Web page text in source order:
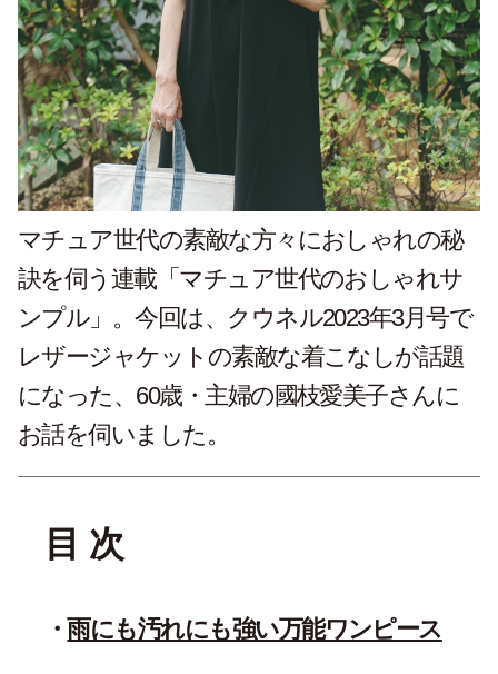
マチュア世代の素敵な方々におしゃれの秘
訣を伺う連載「マチュア世代のおしゃれサ
ンプル」。今回は、クウネル2023年3月号で
レザージャケットの素敵な着こなしが話題
になった、60歳・主婦の國枝愛美子さんに
お話を伺いました。
目 次
雨にも汚れにも強い万能ワンピース